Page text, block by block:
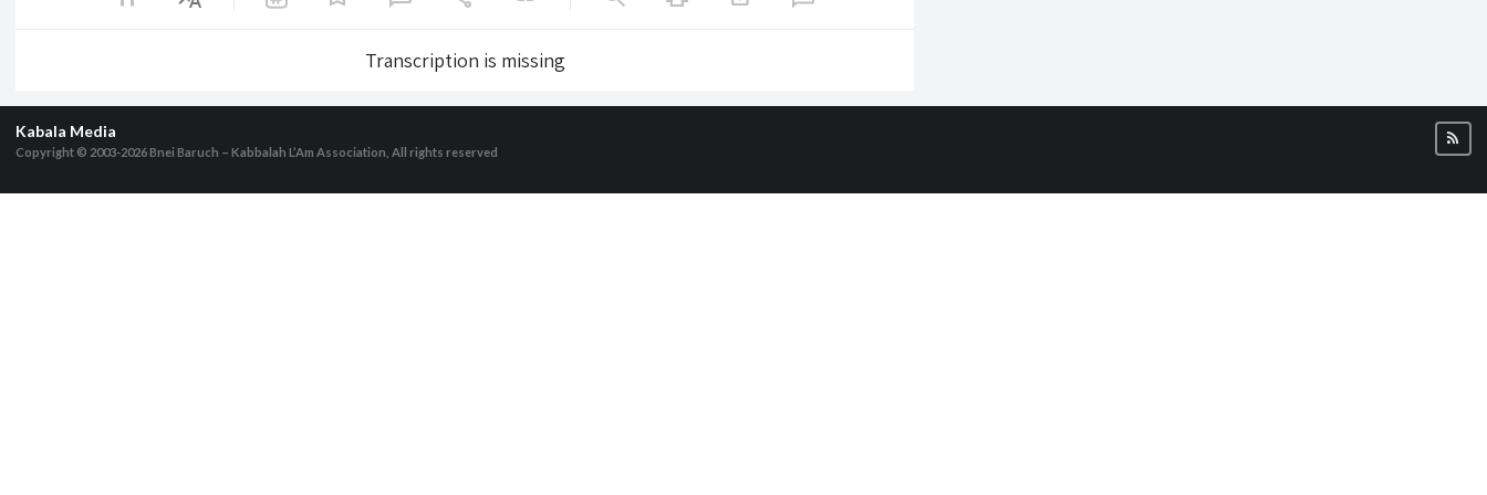
Transcription is missing
Kabala Media
Copyright © 2003-2026Bnei Baruch – Kabbalah L’Am Association, All rights reserved